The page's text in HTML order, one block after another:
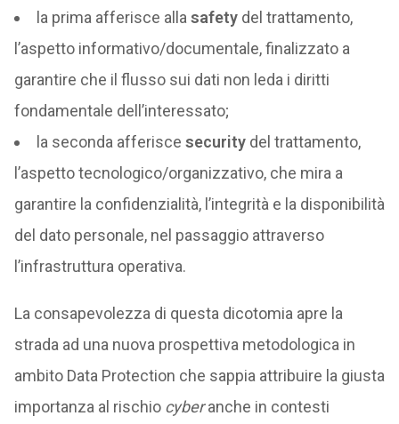
la prima afferisce alla safetydel trattamento,
l’aspetto informativo/documentale, finalizzato a
garantire che il flusso sui dati non leda i diritti
fondamentale dell’interessato;
la seconda afferisce securitydel trattamento,
l’aspetto tecnologico/organizzativo, che mira a
garantire la confidenzialità, l’integrità e la disponibilità
del dato personale, nel passaggio attraverso
l’infrastruttura operativa.
La consapevolezza di questa dicotomia apre la
strada ad una nuova prospettiva metodologica in
ambito Data Protection che sappia attribuire la giusta
importanza al rischio cyberanche in contesti